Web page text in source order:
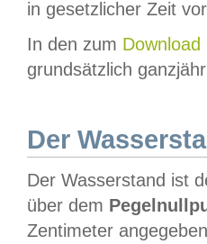
in gesetzlicher Zeit
In den zum Download
grundsätzlich
Der
Der Wasserstand ist
über dem
Zentimeter